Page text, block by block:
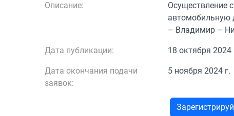
Описание:
Осуществление
автомобильную
– Владимир –
Дата публикации: 18 октября 2024
Дата окончания подачи
заявок:
5 ноября 2024 г.